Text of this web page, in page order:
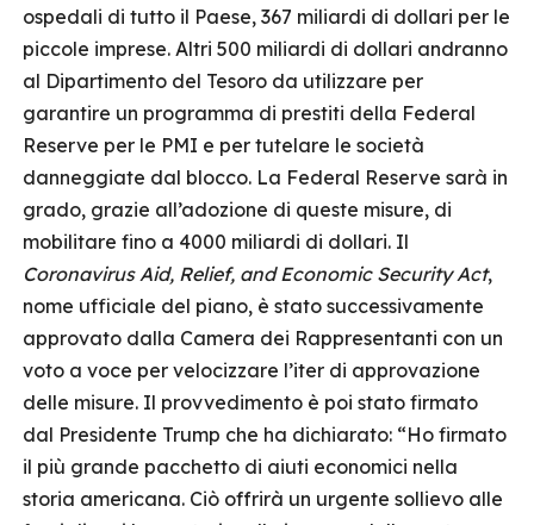
ospedali di tutto il Paese, 367 miliardi di dollari per le
piccole imprese. Altri 500 miliardi di dollari andranno
al Dipartimento del Tesoro da utilizzare per
garantire un programma di prestiti della Federal
Reserve per le PMI e per tutelare le società
danneggiate dal blocco. La Federal Reserve sarà in
grado, grazie all’adozione di queste misure, di
mobilitare fino a 4000 miliardi di dollari. Il
Coronavirus Aid, Relief, and Economic Security Act,
nome ufficiale del piano, è stato successivamente
approvato dalla Camera dei Rappresentanti con un
voto a voce per velocizzare l’iter di approvazione
delle misure. Il provvedimento è poi stato firmato
dal Presidente Trump che ha dichiarato: “Ho firmato
il più grande pacchetto di aiuti economici nella
storia americana. Ciò offrirà un urgente sollievo alle